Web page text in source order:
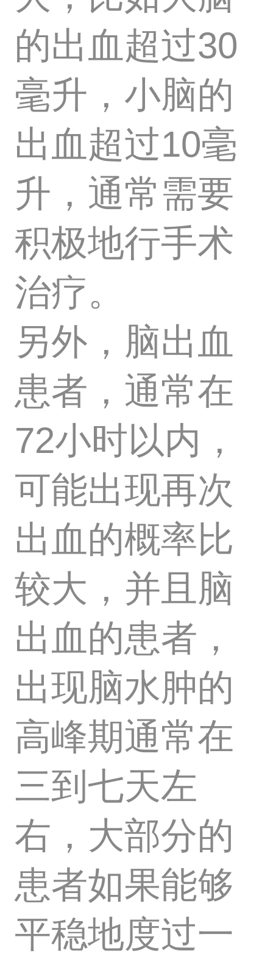
的出血超过30
毫升，小脑的
出血超过10毫
升，通常需要
积极地行手术
治疗。
另外，脑出血
患者，通常在
72小时以内，
可能出现再次
出血的概率比
较大，并且脑
出血的患者，
出现脑水肿的
高峰期通常在
三到七天左
右，大部分的
患者如果能够
平稳地度过一